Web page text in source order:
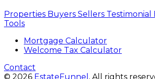
Properties Buyers Sellers Testimonial
Tools
Mortgage Calculator
Welcome Tax Calculator
Contact
© 2026 EstateFunnel . All rights